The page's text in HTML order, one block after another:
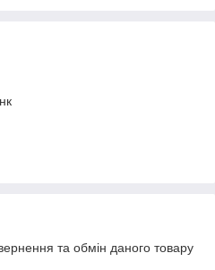
та обмін даного товару